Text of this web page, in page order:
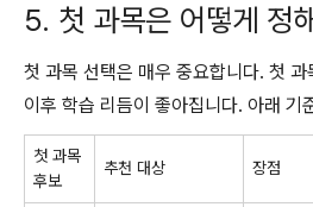
5. 첫 과목은 어떻게 정
첫 과목 선택은 매우 중요합니다. 첫
이후 학습 리듬이 좋아집니다. 아래 기
첫 과목
후보
추천 대상 장점